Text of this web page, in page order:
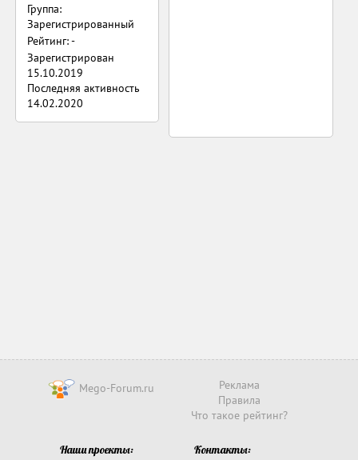
Группа:
Зарегистрированный
Рейтинг: -
Зарегистрирован
15.10.2019
Последняя активность
14.02.2020
Mego-Forum.ru
Реклама
Правила
Что такое рейтинг?
Наши проекты:
Контакты: